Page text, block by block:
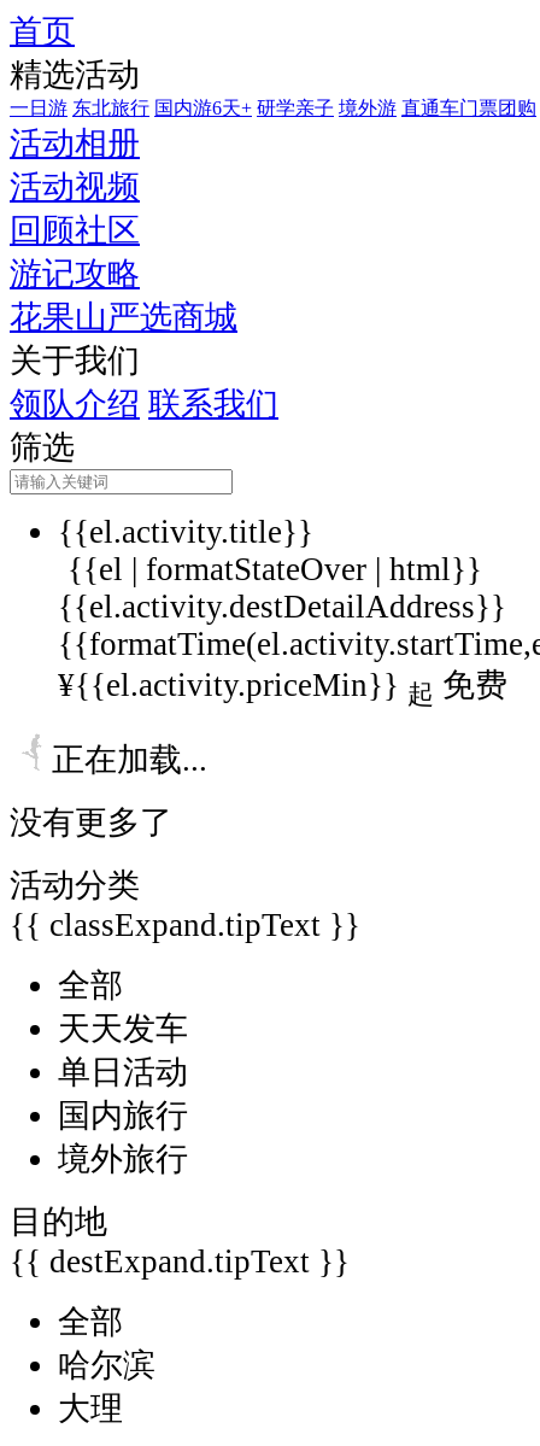
首页
精选活动
一日游 东北旅行 国内游6天+ 研学亲子 境外游 直通车门票团购
活动相册
活动视频
回顾社区
游记攻略
花果山严选商城
关于我们
领队介绍 联系我们
筛选
{{el.activity.title}}
{{el | formatStateOver | html}}
{{el.activity.destDetailAddress}}
¥{{el.activity.priceMin}} 起 免费
正在加载...
没有更多了
活动分类
{{ classExpand.tipText }}
全部
天天发车
单日活动
国内旅行
境外旅行
目的地
{{ destExpand.tipText }}
全部
哈尔滨
大理